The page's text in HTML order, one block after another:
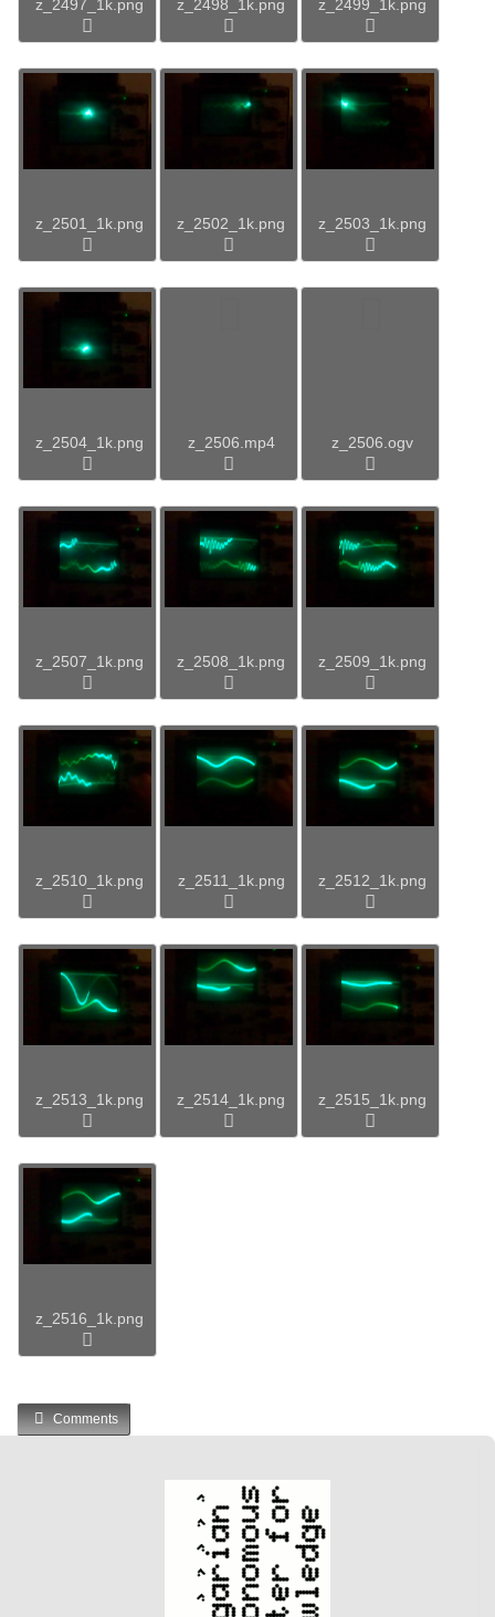
z_2497_1k.png z_2498_1k.png z_2499_1k.png
z_2501_1k.png z_2502_1k.png z_2503_1k.png
z_2504_1k.png z_2506.mp4 z_2506.ogv
z_2507_1k.png z_2508_1k.png z_2509_1k.png
z_2510_1k.png z_2511_1k.png z_2512_1k.png
z_2513_1k.png z_2514_1k.png z_2515_1k.png
z_2516_1k.png
Comments